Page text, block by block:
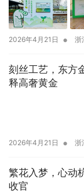
2026年4月21日 • 浙
刻丝工艺，东方
释高奢黄金
2026年4月21日 • 浙
繁花入梦，心动
收官